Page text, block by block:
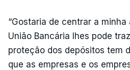
“Gostaria de centrar a
União Bancária lhes pode
proteção dos depósitos tem
que as empresas e os